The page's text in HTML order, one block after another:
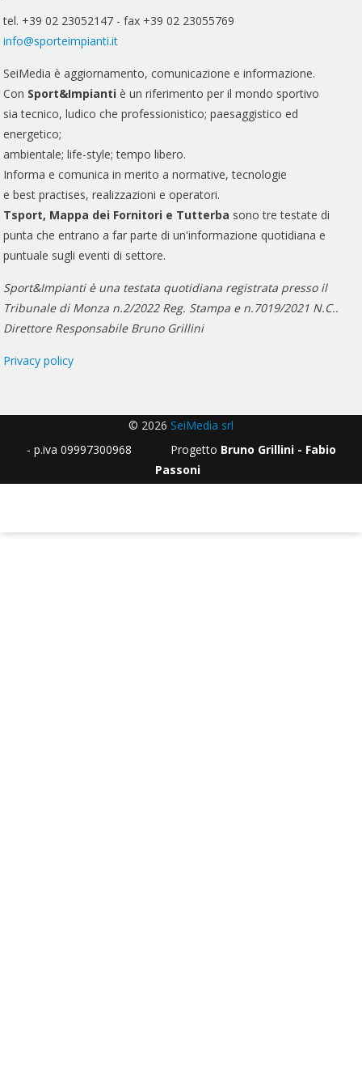
tel. +39 02 23052147 - fax +39 02 23055769
info@sporteimpianti.it
SeiMedia è aggiornamento, comunicazione e informazione.
Con Sport&Impianti è un riferimento per il mondo sportivo
sia tecnico, ludico che professionistico; paesaggistico ed
energetico;
ambientale; life-style; tempo libero.
Informa e comunica in merito a normative, tecnologie
e best practises, realizzazioni e operatori.
Tsport, Mappa dei Fornitori e Tutterba sono tre testate di
punta che entrano a far parte di un'informazione quotidiana e
puntuale sugli eventi di settore.
Sport&Impianti è una testata quotidiana registrata presso il
Tribunale di Monza n.2/2022 Reg. Stampa e n.7019/2021 N.C..
Direttore Responsabile Bruno Grillini
Privacy policy
© 2026 SeiMedia srl
- p.iva 09997300968 Progetto Bruno Grillini - Fabio
Passoni